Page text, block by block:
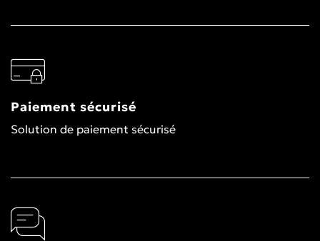
Paiement sécurisé
Solution de paiement sécurisé